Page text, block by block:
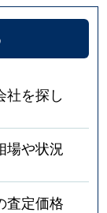
社を探し
場や状況
査定価格